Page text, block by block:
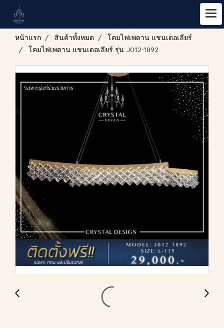
หน้าแรก สินค้าทั้งหมด
โคมไฟเพดาน แชนเดอเลียร์
โคมไฟเพดาน แชนเดอเลียร์ รุ่น J012-1892